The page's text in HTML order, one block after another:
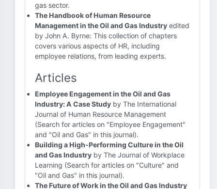
gas sector.
The Handbook of Human Resource
Management in the Oil and Gas Industry edited
by John A. Byrne: This collection of chapters
covers various aspects of HR, including
employee relations, from leading experts.
Articles
Employee Engagement in the Oil and Gas
Industry: A Case Study by The International
Journal of Human Resource Management
(Search for articles on "Employee Engagement"
and "Oil and Gas" in this journal).
Building a High-Performing Culture in the Oil
and Gas Industry by The Journal of Workplace
Learning (Search for articles on "Culture" and
"Oil and Gas" in this journal).
The Future of Work in the Oil and Gas Industry